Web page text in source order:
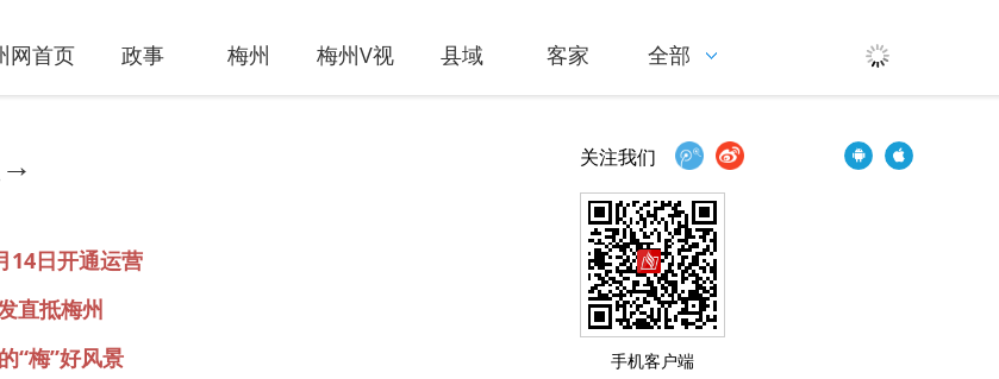
网首页 政事 梅州 梅州V视 县域 客家 全部
→
14日开通运营
直抵梅州
“梅”好风景
关注我们
手机客户端